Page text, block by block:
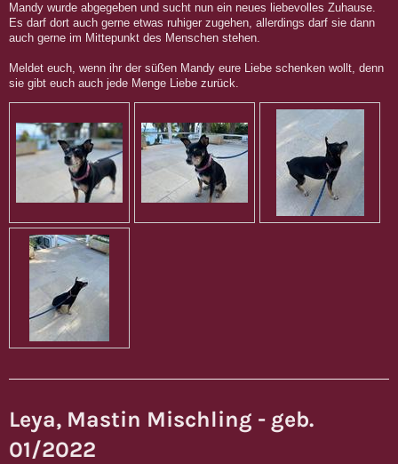
Mandy wurde abgegeben und sucht nun ein neues liebevolles Zuhause.
Es darf dort auch gerne etwas ruhiger zugehen, allerdings darf sie dann
auch gerne im Mittepunkt des Menschen stehen.
Meldet euch, wenn ihr der süßen Mandy eure Liebe schenken wollt, denn
sie gibt euch auch jede Menge Liebe zurück.
Leya, Mastin Mischling - geb.
01/2022